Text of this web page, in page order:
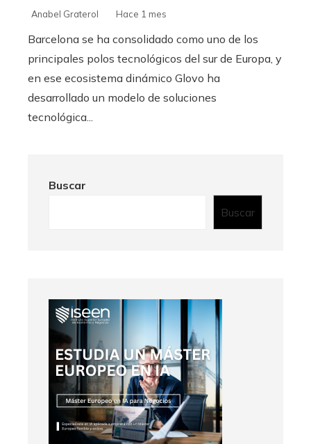
Anabel Graterol Hace 1 mes
Barcelona se ha consolidado como uno de los
principales polos tecnológicos del sur de Europa, y
en ese ecosistema dinámico Glovo ha
desarrollado un modelo de soluciones
tecnológica...
Buscar
Buscar